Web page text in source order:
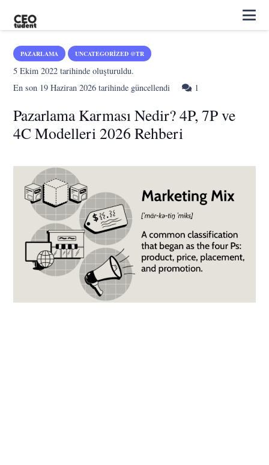
PAZARLAMA UNCATEGORIZED @TR
5 Ekim 2022 tarihinde oluşturuldu.
En son 19 Haziran 2026 tarihinde güncellendi 1
Pazarlama Karması Nedir? 4P, 7P ve
4C Modelleri 2026 Rehberi